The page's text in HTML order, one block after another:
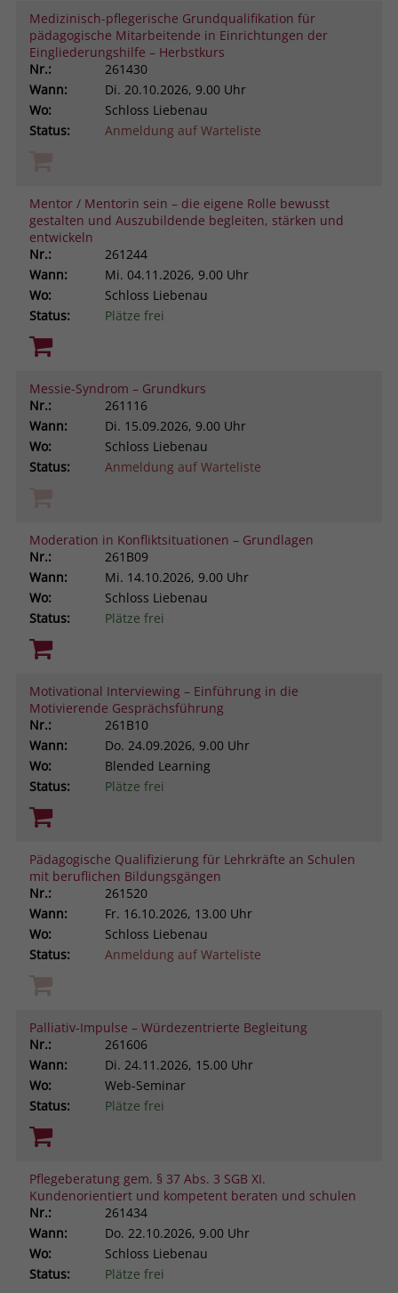
Medizinisch-pflegerische Grundqualifikation für
pädagogische Mitarbeitende in Einrichtungen der
Eingliederungshilfe – Herbstkurs
Nr.:
261430
Wann:
Di. 20.10.2026, 9.00 Uhr
Wo:
Schloss Liebenau
Status:
Anmeldung auf Warteliste
Mentor / Mentorin sein – die eigene Rolle bewusst
gestalten und Auszubildende begleiten, stärken und
entwickeln
Nr.:
261244
Wann:
Mi. 04.11.2026, 9.00 Uhr
Wo:
Schloss Liebenau
Status:
Plätze frei
Messie-Syndrom – Grundkurs
Nr.:
261116
Wann:
Di. 15.09.2026, 9.00 Uhr
Wo:
Schloss Liebenau
Status:
Anmeldung auf Warteliste
Moderation in Konfliktsituationen – Grundlagen
Nr.:
261B09
Wann:
Mi. 14.10.2026, 9.00 Uhr
Wo:
Schloss Liebenau
Status:
Plätze frei
Motivational Interviewing – Einführung in die
Motivierende Gesprächsführung
Nr.:
261B10
Wann:
Do. 24.09.2026, 9.00 Uhr
Wo:
Blended Learning
Status:
Plätze frei
Pädagogische Qualifizierung für Lehrkräfte an Schulen
mit beruflichen Bildungsgängen
Nr.:
261520
Wann:
Fr. 16.10.2026, 13.00 Uhr
Wo:
Schloss Liebenau
Status:
Anmeldung auf Warteliste
Palliativ-Impulse – Würdezentrierte Begleitung
Nr.:
261606
Wann:
Di. 24.11.2026, 15.00 Uhr
Wo:
Web-Seminar
Status:
Plätze frei
Pflegeberatung gem. § 37 Abs. 3 SGB XI.
Kundenorientiert und kompetent beraten und schulen
Nr.:
261434
Wann:
Do. 22.10.2026, 9.00 Uhr
Wo:
Schloss Liebenau
Status:
Plätze frei